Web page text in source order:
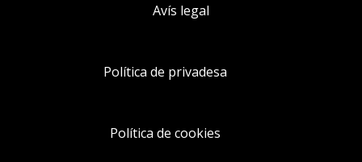
Avís legal
Política de privadesa
Política de cookies